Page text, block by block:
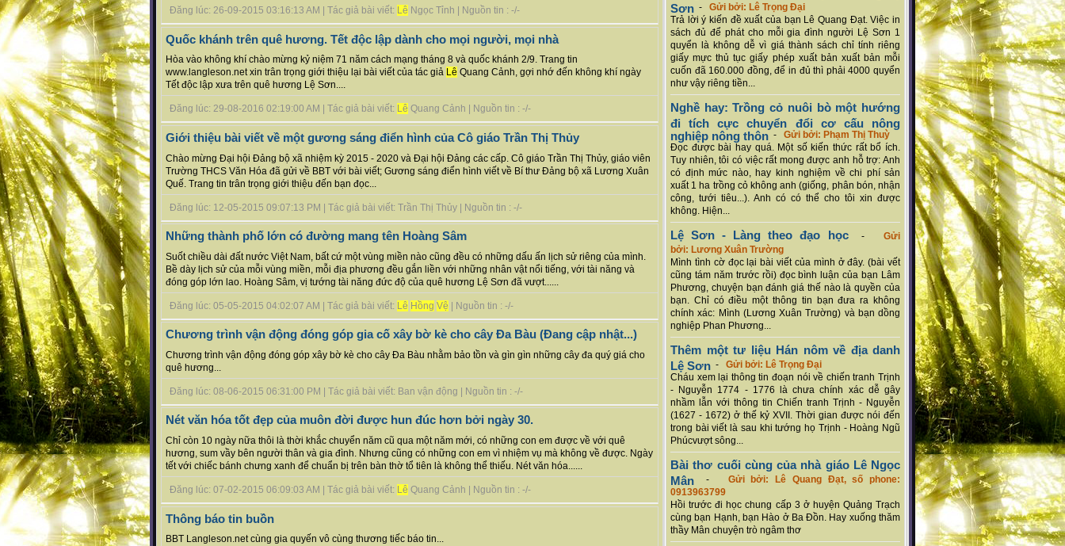
Đăng lúc: 26-09-2015 03:16:13 AM | Tác giả bài viết: Lê Ngọc Tỉnh | Nguồn tin : -/-
Quốc khánh trên quê hương. Tết độc lập dành cho mọi người, mọi nhà
Hòa vào không khí chào mừng kỷ niệm 71 năm cách mạng tháng 8 và quốc khánh 2/9. Trang tin
www.langleson.net xin trân trọng giới thiệu lại bài viết của tác giả Lê Quang Cảnh, gợi nhớ đến không khí ngày
Tết độc lập xưa trên quê hương Lệ Sơn....
Đăng lúc: 29-08-2016 02:19:00 AM | Tác giả bài viết: Lê Quang Cảnh | Nguồn tin : -/-
Giới thiệu bài viết về một gương sáng điển hình của Cô giáo Trần Thị Thủy
Chào mừng Đại hội Đảng bộ xã nhiệm kỳ 2015 - 2020 và Đại hội Đảng các cấp. Cô giáo Trần Thị Thủy, giáo viên
Trường THCS Văn Hóa đã gửi về BBT với bài viết; Gương sáng điển hình viết về Bí thư Đảng bộ xã Lương Xuân
Quế. Trang tin trân trọng giới thiệu đến bạn đọc...
Đăng lúc: 12-05-2015 09:07:13 PM | Tác giả bài viết: Trần Thị Thủy | Nguồn tin : -/-
Những thành phố lớn có đường mang tên Hoàng Sâm
Suốt chiều dài đất nước Việt Nam, bất cứ một vùng miền nào cũng đều có những dấu ấn lịch sử riêng của mình.
Bề dày lịch sử của mỗi vùng miền, mỗi địa phương đều gắn liền với những nhân vật nổi tiếng, với tài năng và
đóng góp lớn lao. Hoàng Sâm, vị tướng tài năng đức độ của quê hương Lệ Sơn đã vượt......
Đăng lúc: 05-05-2015 04:02:07 AM | Tác giả bài viết: Lê Hồng Vệ | Nguồn tin : -/-
Chương trình vận động đóng góp gia cố xây bờ kè cho cây Đa Bàu (Đang cập nhật...)
Chương trình vận động đóng góp xây bờ kè cho cây Đa Bàu nhằm bảo tồn và gìn gìn những cây đa quý giá cho
quê hương...
Đăng lúc: 08-06-2015 06:31:00 PM | Tác giả bài viết: Ban vận động | Nguồn tin : -/-
Nét văn hóa tốt đẹp của muôn đời được hun đúc hơn bởi ngày 30.
Chỉ còn 10 ngày nữa thôi là thời khắc chuyển năm cũ qua một năm mới, có những con em được về với quê
hương, sum vầy bên người thân và gia đình. Nhưng cũng có những con em vì nhiệm vụ mà không về được. Ngày
tết với chiếc bánh chưng xanh để chuẩn bị trên bàn thờ tổ tiên là không thể thiếu. Nét văn hóa......
Đăng lúc: 07-02-2015 06:09:03 AM | Tác giả bài viết: Lê Quang Cảnh | Nguồn tin : -/-
Thông báo tin buồn
BBT Langleson.net cùng gia quyến vô cùng thương tiếc báo tin...
Sơn - Gửi bởi: Lê Trọng Đại
Trả lời ý kiến đề xuất của bạn Lê Quang Đạt. Việc in
sách đủ để phát cho mỗi gia đình người Lệ Sơn 1
quyển là không dễ vì giá thành sách chỉ tính riêng
giấy mực thủ tục giấy phép xuất bản xuất bản mỗi
cuốn đã 160.000 đồng, để in đủ thì phải 4000 quyển
như vậy riêng tiền...
Nghề hay: Trồng cỏ nuôi bò một hướng
đi tích cực chuyển đổi cơ cấu nông
nghiệp nông thôn - Gửi bởi: Phạm Thị Thuỳ
Đọc được bài hay quá. Một số kiến thức rất bổ ích.
Tuy nhiên, tôi có việc rất mong được anh hỗ trợ: Anh
có định mức nào, hay kinh nghiệm về chi phí sản
xuất 1 ha trồng cỏ không anh (giống, phân bón, nhận
công, tưới tiêu...). Anh có có thể cho tôi xin được
không. Hiện...
Lệ Sơn - Làng theo đạo học-Gửi
bởi: Lương Xuân Trường
Mình tình cờ đọc lại bài viết của mình ở đây. (bài vết
cũng tám năm trước rồi) đọc bình luận của bạn Lâm
Phương, chuyện bạn đánh giá thế nào là quyền của
bạn. Chỉ có điều một thông tin bạn đưa ra không
chính xác: Mình (Lương Xuân Trường) và bạn dồng
nghiệp Phan Phương...
Thêm một tư liệu Hán nôm về địa danh
Lệ Sơn - Gửi bởi: Lê Trọng Đại
Cháu xem lại thông tin đoạn nói về chiến tranh Trịnh
- Nguyễn 1774 - 1776 là chưa chính xác dễ gây
nhầm lẫn với thông tin Chiến tranh Trịnh - Nguyễn
(1627 - 1672) ở thế kỷ XVII. Thời gian được nói đến
trong bài viết là sau khi tướng họ Trịnh - Hoàng Ngũ
Phúcvượt sông...
Bài thơ cuối cùng của nhà giáo Lê Ngọc
Mân - Gửi bởi: Lê Quang Đạt, số phone:
0913963799
Hồi trước đi học chung cấp 3 ở huyện Quảng Trạch
cùng bạn Hạnh, bạn Hào ở Ba Đồn. Hay xuống thăm
thầy Mân chuyện trò ngâm thơ